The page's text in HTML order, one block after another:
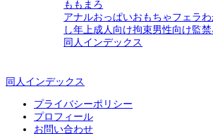
ももまろ
アナルおっぱいおもちゃフェラ
し年上成人向け拘束男性向け監禁
同人インデックス
同人インデックス
プライバシーポリシー
プロフィール
お問い合わせ